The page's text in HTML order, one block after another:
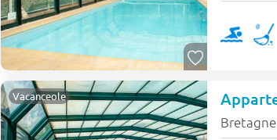
Vacanceole
Bretagne